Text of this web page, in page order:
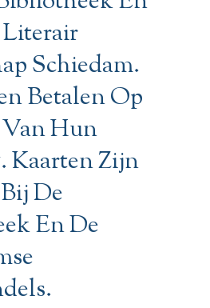
Schiedam.
Betalen Op
Hun
Kaarten Zijn
De
En De